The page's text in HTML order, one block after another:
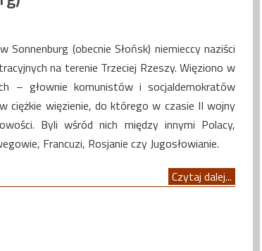
(obecnie Słońsk) niemieccy naziści
na terenie Trzeciej Rzeszy. Więziono w
– głownie komunistów i socjaldemokratów
ciężkie więzienie, do którego w czasie II wojny
Byli wśród nich między innymi Polacy,
Francuzi, Rosjanie czy Jugosłowianie.
Czytaj dalej...